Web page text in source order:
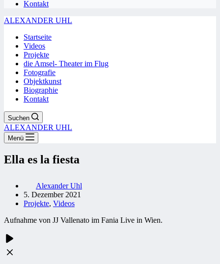
Kontakt
ALEXANDER UHL
Startseite
Videos
Projekte
die Amsel- Theater im Flug
Fotografie
Objektkunst
Biographie
Kontakt
Suchen
ALEXANDER UHL
Menü
Ella es la fiesta
Alexander Uhl
5. Dezember 2021
Projekte, Videos
Aufnahme von JJ Vallenato im Fania Live in Wien.